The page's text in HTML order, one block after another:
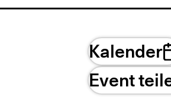
Kalender
Event